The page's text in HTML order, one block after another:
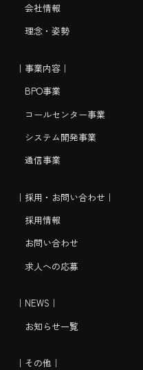
会社情報
理念・姿勢
｜ 事業内容｜
BPO事業
コールセンター事業
システム開発事業
通信事業
｜ 採用・お問い合わせ｜
採用情報
お問い合わせ
求人への応募
｜NEWS｜
お知らせ一覧
｜ その他｜